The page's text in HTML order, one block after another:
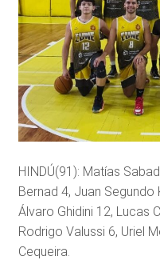
HINDÚ(91): Matías
Bernad 4, Juan
Álvaro Ghidini 12, Lucas
Rodrigo Valussi 6, Uriel
Cequeira.